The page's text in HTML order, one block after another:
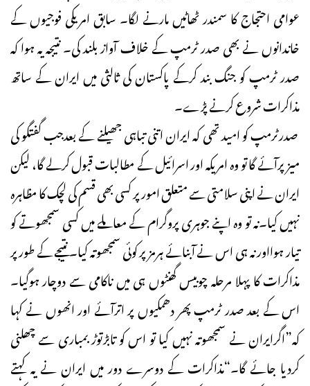
عوامی احتجاج کا سمندر ٹھاٹیں مارنے لگا۔ سابق امریکی فوجیوں کے
خاندانوں نے بھی صدر ٹرمپ کے خلاف آواز بلند کی۔ نتیجہ یہ ہوا کہ
صدر ٹرمپ کو جنگ بند کرکے پاکستان کی ثالثی میں ایران کے ساتھ
مذاکرات شروع کرنے پڑے۔
صدرٹرمپ کو امید تھی کہ ایران اتنی تباہی جھیلنے کے بعدجب گفتگو کی
میز پرآئے گا تو وہ امریکہ اور اسرائیل کے مطالبات قبول کرلے گا، لیکن
ایران نے اپنی سلامتی سے متعلق امور پر کسی بھی قسم کی لچک کا مظاہرہ
نہیں کیا۔نہ تو وہ اپنے جوہری پروگرام کے معاملے میں کسی سمجھوتے کو
تیار ہوااور نہ ہی اس نے آبنائے ہرمز پر کوئی سمجھوتہ کیا۔ نتیجے کے طورپر
مذاکرات کا پہلا مرحلہ چوبیس گھنٹوں ہی میں ناکامی سے دوچار ہوگیا۔
اس کے بعد صدر ٹرمپ پھر دھمکیوں پر اترآئے اور انھوں نے کہا
کہ”اگرایران نے سمجھوتہ نہیں کیا تو اس کو تابڑتوڑ بمباری سے چھلنی
کردیا جائے گا۔“مذاکرات کے دوسرے دور میں ایران نے یہ کہتے